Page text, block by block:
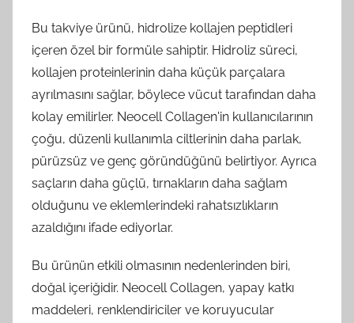
Bu takviye ürünü, hidrolize kollajen peptidleri
içeren özel bir formüle sahiptir. Hidroliz süreci,
kollajen proteinlerinin daha küçük parçalara
ayrılmasını sağlar, böylece vücut tarafından daha
kolay emilirler. Neocell Collagen'in kullanıcılarının
çoğu, düzenli kullanımla ciltlerinin daha parlak,
pürüzsüz ve genç göründüğünü belirtiyor. Ayrıca
saçların daha güçlü, tırnakların daha sağlam
olduğunu ve eklemlerindeki rahatsızlıkların
azaldığını ifade ediyorlar.
Bu ürünün etkili olmasının nedenlerinden biri,
doğal içeriğidir. Neocell Collagen, yapay katkı
maddeleri, renklendiriciler ve koruyucular